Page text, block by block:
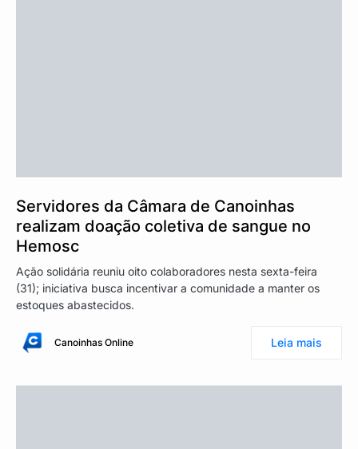
Servidores da Câmara de Canoinhas
realizam doação coletiva de sangue no
Hemosc
Ação solidária reuniu oito colaboradores nesta sexta-feira
(31); iniciativa busca incentivar a comunidade a manter os
estoques abastecidos.
Canoinhas Online Leia mais